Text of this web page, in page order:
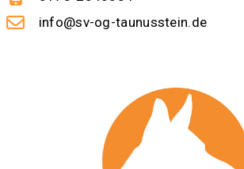
info@sv-og-taunusstein.de